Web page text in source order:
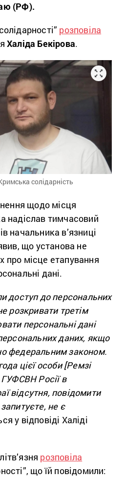
(РФ).
розповіла
Халіда Бекірова.
солідарність
щодо місця
надіслав тимчасовий
начальника в’язниці
що установа не
про місце етапування
дані.
доступ до персональних
розкривати третім
персональні дані
даних, якщо
федеральним законом.
цієї особи [Ремзі
Росії в
відсутня, повідомити
не є
у відповіді Халіді
розповіла
що їй повідомили: